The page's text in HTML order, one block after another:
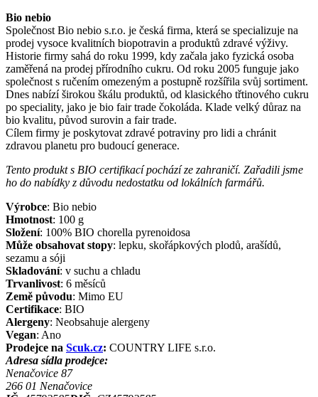
Bio nebio
Společnost Bio nebio s.r.o. je česká firma, která se specializuje na
prodej vysoce kvalitních biopotravin a produktů zdravé výživy.
Historie firmy sahá do roku 1999, kdy začala jako fyzická osoba
zaměřená na prodej přírodního cukru. Od roku 2005 funguje jako
společnost s ručením omezeným a postupně rozšířila svůj sortiment.
Dnes nabízí širokou škálu produktů, od klasického třtinového cukru
po speciality, jako je bio fair trade čokoláda. Klade velký důraz na
bio kvalitu, původ surovin a fair trade.
Cílem firmy je poskytovat zdravé potraviny pro lidi a chránit
zdravou planetu pro budoucí generace.
Tento produkt s BIO certifikací pochází ze zahraničí. Zařadili jsme
ho do nabídky z důvodu nedostatku od lokálních farmářů.
Výrobce: Bio nebio
Hmotnost: 100 g
Složení: 100% BIO chorella pyrenoidosa
Může obsahovat stopy: lepku, skořápkových plodů, arašídů,
sezamu a sóji
Skladování: v suchu a chladu
Trvanlivost: 6 měsíců
Země původu: Mimo EU
Certifikace: BIO
Alergeny: Neobsahuje alergeny
Vegan: Ano
Prodejce na Scuk.cz: COUNTRY LIFE s.r.o.
Adresa sídla prodejce:
Nenačovice 87
266 01 Nenačovice